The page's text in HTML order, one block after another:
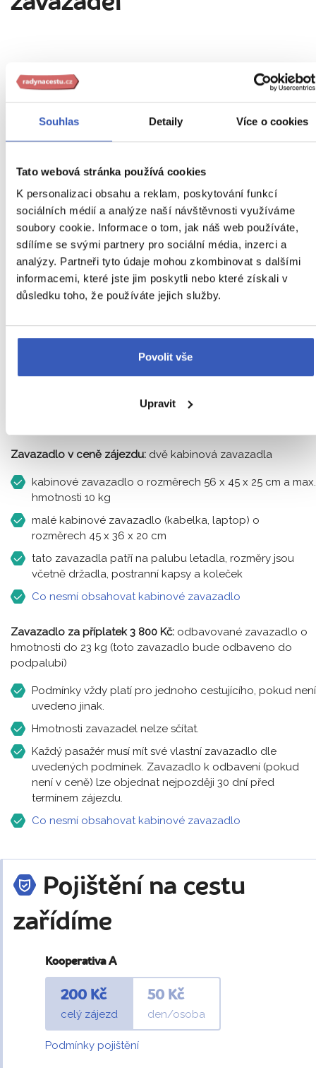
Souhlas Detaily Více o cookies
Tato webová stránka používá cookies
K personalizaci obsahu a reklam, poskytování funkcí
sociálních médií a analýze naší návštěvnosti využíváme
soubory cookie. Informace o tom, jak náš web používáte,
sdílíme se svými partnery pro sociální média, inzerci a
analýzy. Partneři tyto údaje mohou zkombinovat s dalšími
informacemi, které jste jim poskytli nebo které získali v
důsledku toho, že používáte jejich služby.
Povolit vše
Upravit
kg 45cm
36cm 20 cm
56cm
45cm 25cm
23
kg
Zavazadlo v ceně zájezdu: dvě kabinová zavazadla
kabinové zavazadlo o rozměrech 56 x 45 x 25 cm a max.
hmotnosti 10 kg
malé kabinové zavazadlo (kabelka, laptop) o
rozměrech 45 x 36 x 20 cm
tato zavazadla patří na palubu letadla, rozměry jsou
včetně držadla, postranní kapsy a koleček
Co nesmí obsahovat kabinové zavazadlo
Zavazadlo za příplatek 3 800 Kč: odbavované zavazadlo o
hmotnosti do 23 kg (toto zavazadlo bude odbaveno do
podpalubí)
Podmínky vždy platí pro jednoho cestujícího, pokud není
uvedeno jinak.
Hmotnosti zavazadel nelze sčítat.
Každý pasažér musí mít své vlastní zavazadlo dle
uvedených podmínek. Zavazadlo k odbavení (pokud
není v ceně) lze objednat nejpozději 30 dní před
termínem zájezdu.
Co nesmí obsahovat kabinové zavazadlo
Pojištění na cestu
zařídíme
Kooperativa A
200 Kč
celý zájezd
50 Kč
den/osoba
Podmínky pojištění